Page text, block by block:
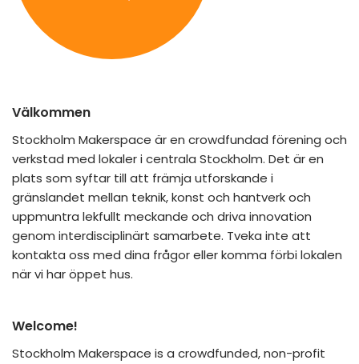
Välkommen
Stockholm Makerspace är en crowdfundad förening och
verkstad med lokaler i centrala Stockholm. Det är en
plats som syftar till att främja utforskande i
gränslandet mellan teknik, konst och hantverk och
uppmuntra lekfullt meckande och driva innovation
genom interdisciplinärt samarbete. Tveka inte att
kontakta oss med dina frågor eller komma förbi lokalen
när vi har öppet hus.
Welcome!
Stockholm Makerspace is a crowdfunded, non-profit